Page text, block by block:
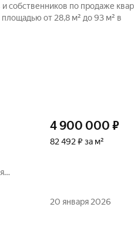
собственников по продаже
от 28,8 м² до 93 м² в
4 900 000 ₽
82 492 ₽ за м²
20 января 2026